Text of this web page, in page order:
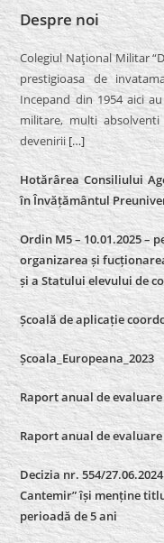
Despre noi
Colegiul Naţional Militar
prestigioasa de
Incepand din 1954 aici
militare, multi
devenirii[…]
Hotărârea Consiliului
în Învățământul
Ordin M5 – 10.01.2025
organizarea și
și a Statului elevului de
Școală de aplicație
Școala_Europeana_2023
Raport anual de
Raport anual de
Decizia nr. 554/
Cantemir” își menține
perioadă de 5 ani